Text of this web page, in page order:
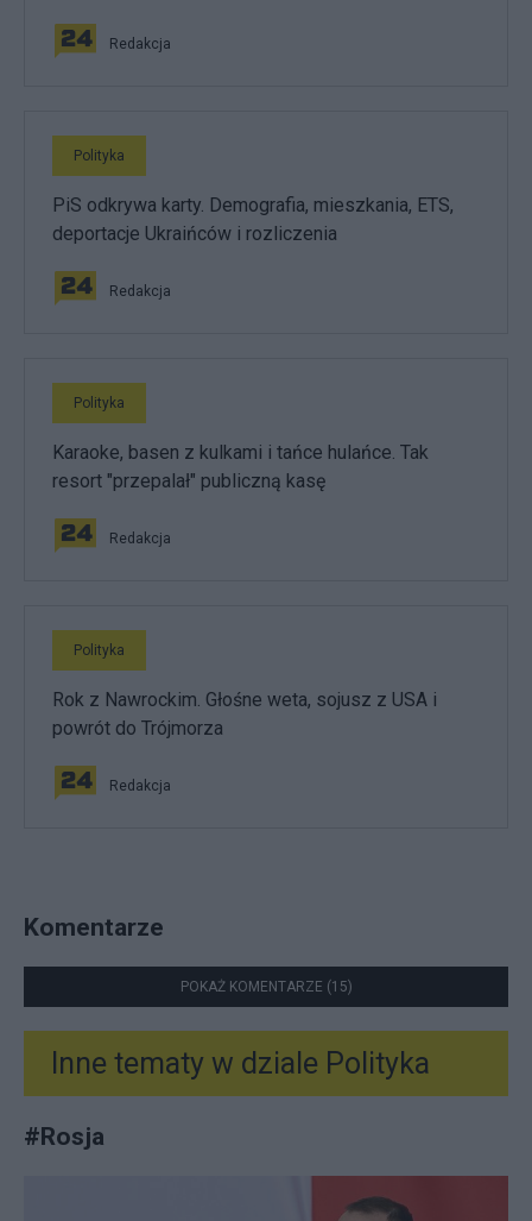
Redakcja
Polityka
PiS odkrywa karty. Demografia, mieszkania, ETS,
deportacje Ukraińców i rozliczenia
Redakcja
Polityka
Karaoke, basen z kulkami i tańce hulańce. Tak
resort "przepalał" publiczną kasę
Redakcja
Polityka
Rok z Nawrockim. Głośne weta, sojusz z USA i
powrót do Trójmorza
Redakcja
Komentarze
POKAŻ KOMENTARZE (15)
Inne tematy w dziale Polityka
#Rosja